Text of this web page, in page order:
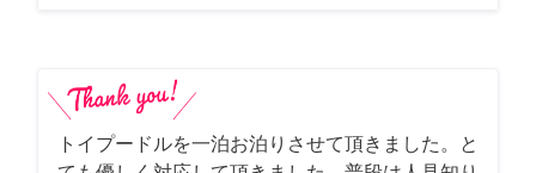
トイプードルを一泊お泊りさせて頂きました。と